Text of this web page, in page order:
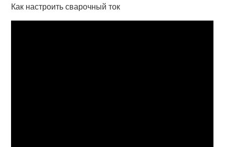
Как настроить сварочный ток